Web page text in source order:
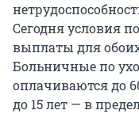
Сегодня условия
выплаты для
Больничные по
оплачиваются до
до 15 лет — в